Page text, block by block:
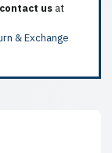
us at
& Exchange